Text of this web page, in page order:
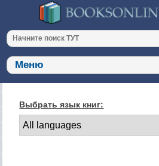
Выбрать язык книг: